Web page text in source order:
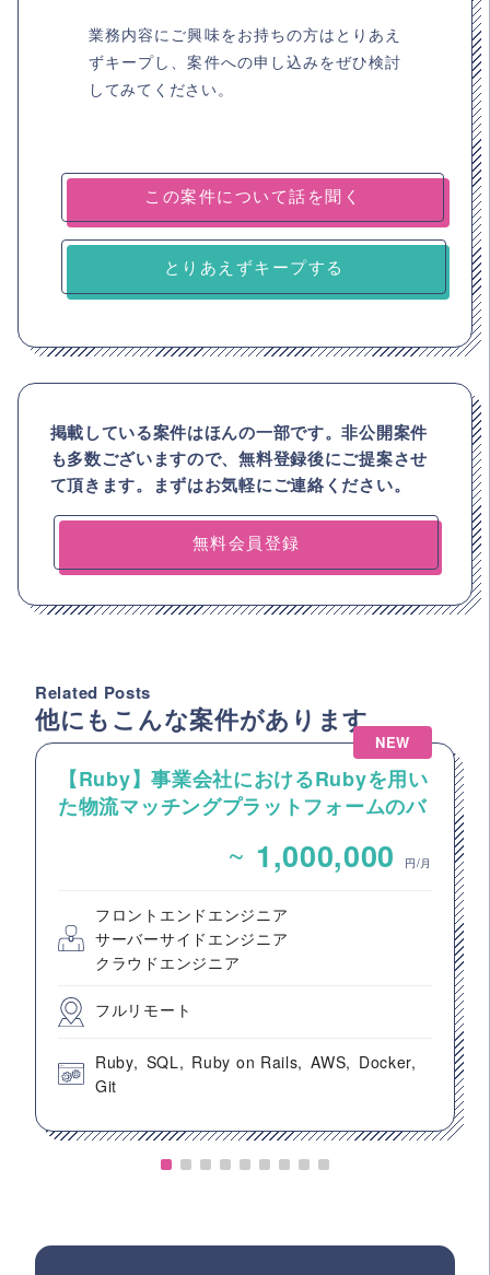
業務内容にご興味をお持ちの方はとりあえ
ずキープし、案件への申し込みをぜひ検討
してみてください。
とりあえずキープする
掲載している案件はほんの一部です。非公開案件
も多数ございますので、無料登録後にご提案させ
て頂きます。まずはお気軽にご連絡ください。
無料会員登録
Related Posts
他にもこんな案件があります
NEW
【Ruby】事業会社におけるRubyを用い
た物流マッチングプラットフォームのバ
~ 1,000,000 円/月
フロントエンドエンジニア
サーバーサイドエンジニア
クラウドエンジニア
フルリモート
Ruby SQL Ruby on Rails AWS
Docker
Git